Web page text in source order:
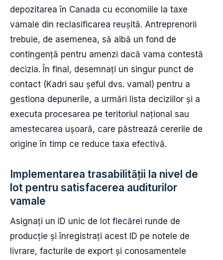
depozitarea în Canada cu economiile la taxe
vamale din reclasificarea reușită. Antreprenorii
trebuie, de asemenea, să aibă un fond de
contingență pentru amenzi dacă vama contestă
decizia. În final, desemnați un singur punct de
contact (Kadri sau șeful dvs. vamal) pentru a
gestiona depunerile, a urmări lista deciziilor și a
executa procesarea pe teritoriul național sau
amestecarea ușoară, care păstrează cererile de
origine în timp ce reduce taxa efectivă.
Implementarea trasabilității la nivel de
lot pentru satisfacerea auditurilor
vamale
Asignați un ID unic de lot fiecărei runde de
producție și înregistrați acest ID pe notele de
livrare, facturile de export și conosamentele